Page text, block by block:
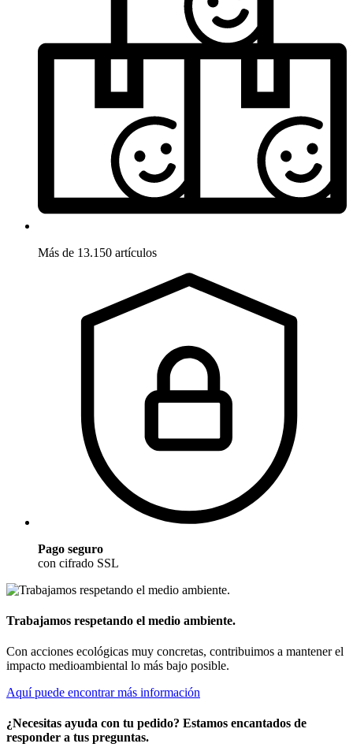
Más de 13.150 artículos
Pago seguro
con cifrado SSL
Trabajamos respetando el medio ambiente.
Con acciones ecológicas muy concretas, contribuimos a mantener el
impacto medioambiental lo más bajo posible.
Aquí puede encontrar más información
¿Necesitas ayuda con tu pedido? Estamos encantados de
responder a tus preguntas.